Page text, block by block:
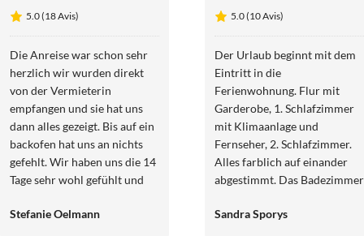
5.0 (18 Avis)
Die Anreise war schon sehr
herzlich wir wurden direkt
von der Vermieterin
empfangen und sie hat uns
dann alles gezeigt. Bis auf ein
backofen hat uns an nichts
gefehlt. Wir haben uns die 14
Tage sehr wohl gefühlt und
weiter so. Vg
Stefanie Oelmann
Vodice SJ1
5.0 (10 Avis)
Der Urlaub beginnt mit dem
Eintritt in die
Ferienwohnung. Flur mit
Garderobe, 1. Schlafzimmer
mit Klimaanlage und
Fernseher, 2. Schlafzimmer.
Alles farblich auf einander
abgestimmt. Das Badezimmer
Waschmaschine. Der Gang in
Sandra Sporys